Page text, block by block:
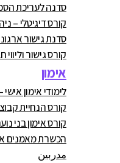
סדנה לעריכת
קורס דיגיטלי –
סדנת גישור
קורס גישור
אימון
לימודי אימון
קורס הנחיית
קורס אימון בני
הכשרת מאמנים
مدربين